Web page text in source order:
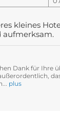
kleines
aufmerksam.
Dank für Ihre
plus